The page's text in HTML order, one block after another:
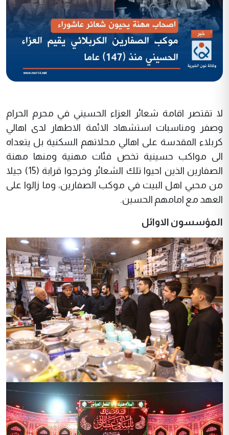
لا تقتصر اقامة شعائر العزاء الحسيني في محرم الحرام
وصفر ومناسبات استشهاد الائمة الاطهار لدى اهالي
كربلاء المقدسة على اهالي محلاتهم السكنية بل يتعداه
الى مواكب حسينية تخص فئات مهنية ومنها مهنة
الصفارين الذين احيوا تلك الشعائر وخرجوا قرابة (15) جيلا
من محبي اهل البيت في موكب الصفارين، وما زالوا على
العهد مع امامهم الحسين.
المؤسسون الاوائل